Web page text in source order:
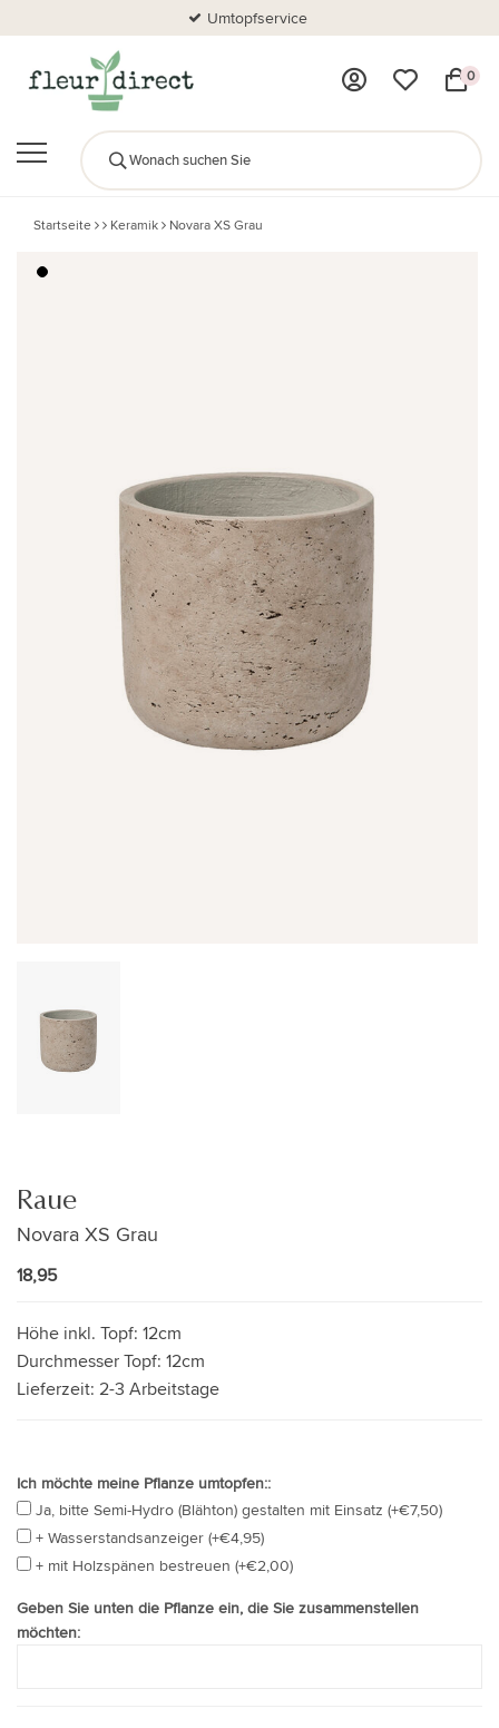
Umtopfservice
0
Startseite Keramik Novara XS Grau
Raue
Novara XS Grau
18,95
Höhe inkl. Topf: 12cm
Durchmesser Topf: 12cm
Lieferzeit: 2-3 Arbeitstage
Ich möchte meine Pflanze umtopfen::
Ja, bitte Semi-Hydro (Blähton) gestalten mit Einsatz (+€7,50)
+ Wasserstandsanzeiger (+€4,95)
+ mit Holzspänen bestreuen (+€2,00)
Geben Sie unten die Pflanze ein, die Sie zusammenstellen
möchten: